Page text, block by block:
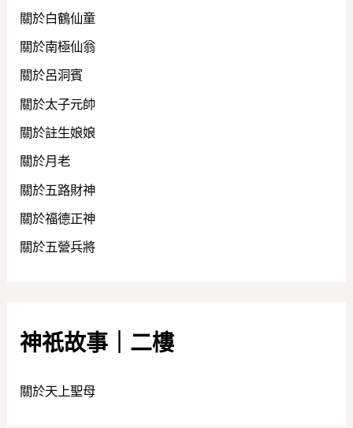
關於白鶴仙童
關於南極仙翁
關於呂洞賓
關於太子元帥
關於註生娘娘
關於月老
關於五路財神
關於福德正神
關於五營兵將
神祇故事｜二樓
關於天上聖母